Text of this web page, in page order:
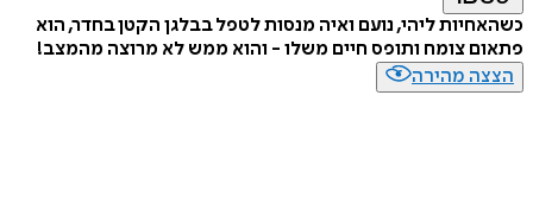
כשהאחיות ליהי, נועם ואיה מנסות לטפל בבלגן הקטן בחדר, הוא
פתאום צומח ותופס חיים משלו - והוא ממש לא מרוצה מהמצב!
הצצה מהירה